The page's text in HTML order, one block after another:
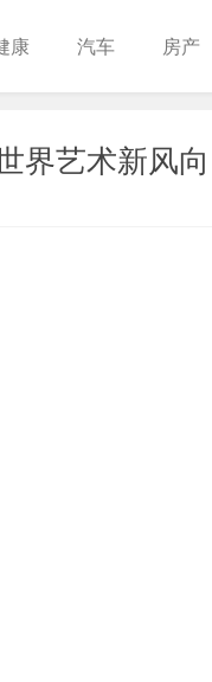
康 汽车 房产
界艺术新风向